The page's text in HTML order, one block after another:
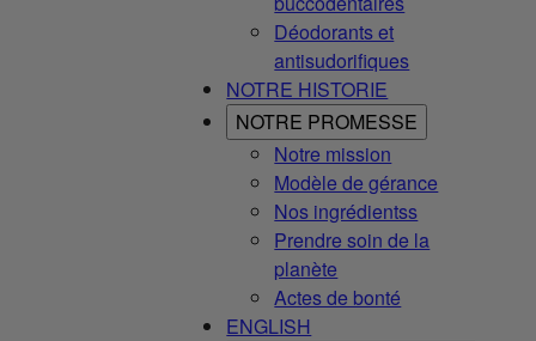
Déodorants et
antisudorifiques
NOTRE HISTORIE
NOTRE PROMESSE
Notre mission
Modèle de gérance
Nos ingrédientss
Prendre soin de la
planète
Actes de bonté
ENGLISH